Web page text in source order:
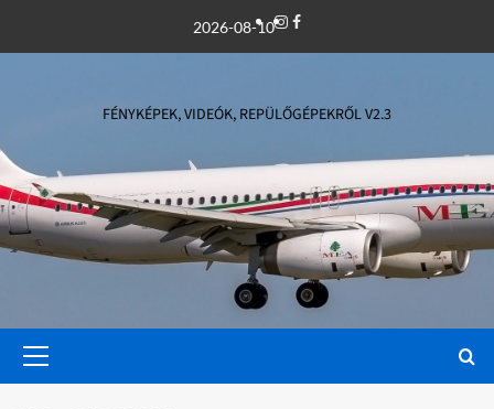
2026-08-10Instagram
Facebook
FÉNYKÉPEK, VIDEÓK, REPÜLŐGÉPEKRŐL V2.3
Menu